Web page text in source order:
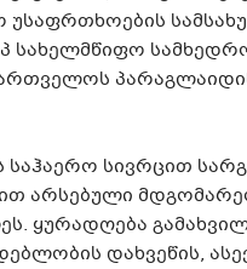
სახელმწიფო
სივრცით
არსებული
ყურადღება
დახვეწის,